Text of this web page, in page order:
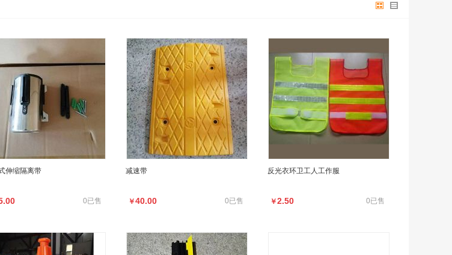
伸缩隔离带
0已售
减速带
￥40.00 0已售
反光衣环卫工人工作服
￥2.50 0已售